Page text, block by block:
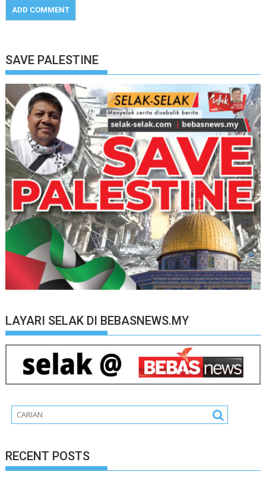
SAVE PALESTINE
LAYARI SELAK DI BEBASNEWS.MY
RECENT POSTS